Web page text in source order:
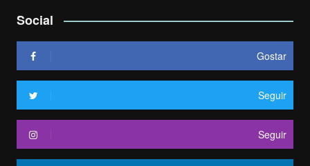
Social
Gostar
Seguir
Seguir